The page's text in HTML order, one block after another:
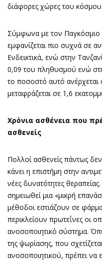
διάφορες χώρες του κόσμου.
Σύμφωνα με τον Παγκόσμιο
εμφανίζεται πιο συχνά σε
Ενδεικτικά, ενώ στην
0,09 του πληθυσμού ενώ
το ποσοστό αυτό
μεταφράζεται σε 1,6
Χρόνια ασθένεια που
ασθενείς
Πολλοί ασθενείς πάντως
κάνει η επιστήμη στην
νέες δυνατότητες
σημειωθεί μια «μικρή
μέθοδοι εστιάζουν σε
περικλείουν πρωτεΐνες οι
ανοσοποιητικό σύστημα.
της ψωρίασης, που
ανοσοποιητικού, πρέπει να